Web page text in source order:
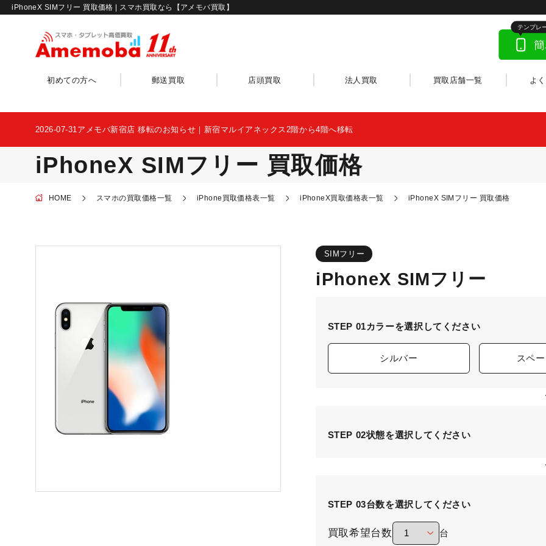
iPhoneX SIMフリー 買取価格 | スマホ買取なら【アメモバ買取】
初めての方へ 郵送買取 店頭買取 法人買取 買取店舗一覧 よ
2026-07-31 アメモバ新宿店 移転のお知らせ｜新宿マルイアネックス2階から4階へ移転
iPhoneX SIMフリー 買取価格
HOME スマホの買取価格一覧 iPhone買取価格表一覧 iPhoneX買取価格表一覧 iPhoneX SIMフリー 買取価格
SIMフリー
iPhoneX SIMフリー
STEP 01カラーを選択してください
シルバー スペ
STEP 02状態を選択してください
STEP 03台数を選択してください
買取希望台数 台